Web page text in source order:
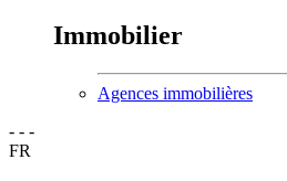
Immobilier
Agences immobilières
- - -
FR